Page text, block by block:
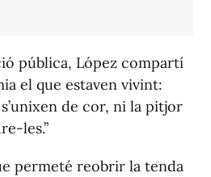
pública, López compartí
el que estaven vivint:
de cor, ni la pitjor
les.”
permeté reobrir la tenda